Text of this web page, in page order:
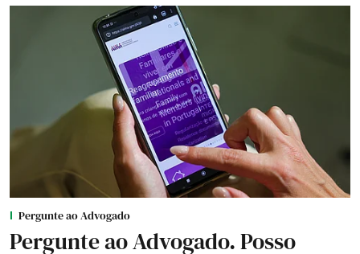
Pergunte ao Advogado
Pergunte ao Advogado. Posso